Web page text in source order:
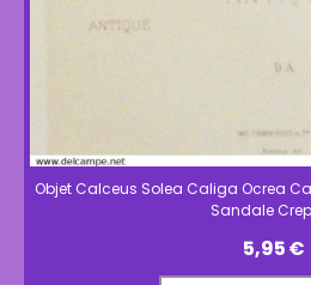
Objet Calceus Solea Caliga Ocrea
Sandale
5,95€